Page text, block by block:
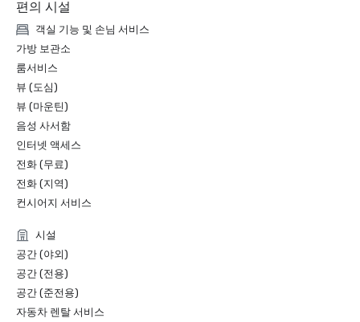
편의 시설
객실 기능 및 손님 서비스
가방 보관소
룸서비스
뷰 (도심)
뷰 (마운틴)
음성 사서함
인터넷 액세스
전화 (무료)
전화 (지역)
컨시어지 서비스
시설
공간 (야외)
공간 (전용)
공간 (준전용)
자동차 렌탈 서비스